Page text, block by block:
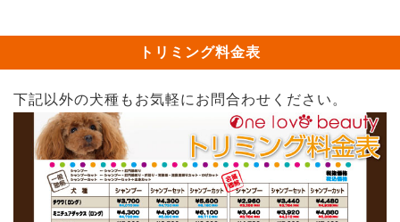
トリミング料金表
下記以外の犬種もお気軽にお問合わせください。